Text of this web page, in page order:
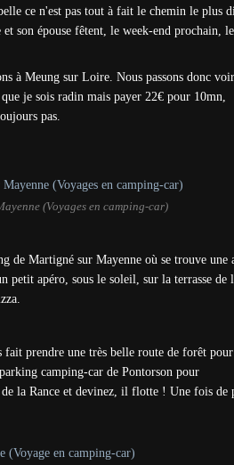
ce n'est pas tout à fait le chemin le plus
son épouse fêtent, le week-end prochain,
à Meung sur Loire. Nous passons donc voir
je sois radin mais payer 22€ pour 10mn,
pas.
(Voyages en camping-car)
de Martigné sur Mayenne où se trouve une
petit apéro, sous le soleil, sur la terrasse de
prendre une très belle route de forêt pour
parking camping-car de Pontorson pour
de la Rance et devinez, il flotte ! Une fois de